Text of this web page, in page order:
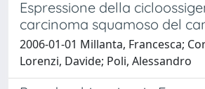
Espressione della
carcinoma squamoso del
2006-01-01 Millanta, Francesca;
Lorenzi, Davide; Poli, Alessandro